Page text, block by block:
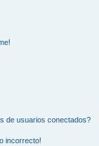
de usuarios conectados?
incorrecto!